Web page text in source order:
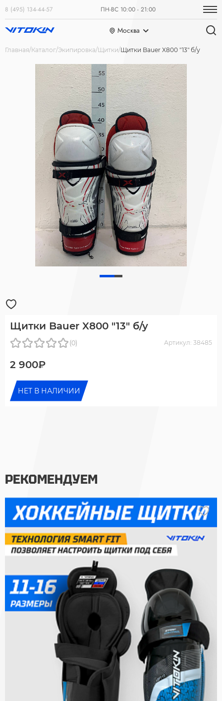
8 (495) 134-44-57 ПН-ВС 10:00 - 21:00
Москва
Главная Каталог Экипировка Щитки Щитки Bauer X800 "13" б/у
Щитки Bauer X800 "13" б/у
(0) Артикул: 38485
2 900₽
НЕТ В НАЛИЧИИ
РЕКОМЕНДУЕМ